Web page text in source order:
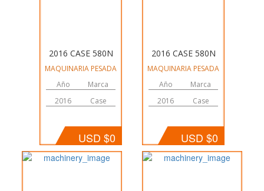
2016 CASE 580N
MAQUINARIA PESADA
Año
2016
Marca
Case
USD $0
2016 CASE 580N
MAQUINARIA PESADA
Año
2016
Marca
Case
USD $0